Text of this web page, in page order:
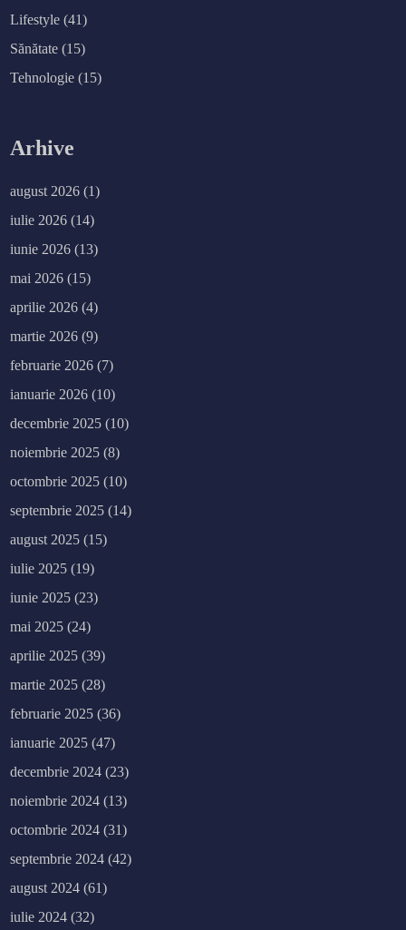
Lifestyle (41)
Sănătate (15)
Tehnologie (15)
Arhive
august 2026 (1)
iulie 2026 (14)
iunie 2026 (13)
mai 2026 (15)
aprilie 2026 (4)
martie 2026 (9)
februarie 2026 (7)
ianuarie 2026 (10)
decembrie 2025 (10)
noiembrie 2025 (8)
octombrie 2025 (10)
septembrie 2025 (14)
august 2025 (15)
iulie 2025 (19)
iunie 2025 (23)
mai 2025 (24)
aprilie 2025 (39)
martie 2025 (28)
februarie 2025 (36)
ianuarie 2025 (47)
decembrie 2024 (23)
noiembrie 2024 (13)
octombrie 2024 (31)
septembrie 2024 (42)
august 2024 (61)
iulie 2024 (32)